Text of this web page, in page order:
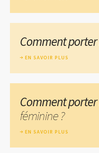
Comment porter
EN SAVOIR PLUS
Comment porter
féminine ?
EN SAVOIR PLUS